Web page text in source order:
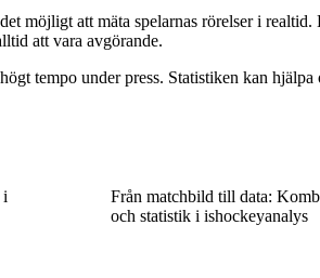
möjligt att mäta spelarnas rörelser i
att vara avgörande.
tempo under press. Statistiken kan
i
Från matchbild till data:
och statistik i ishockeyanalys